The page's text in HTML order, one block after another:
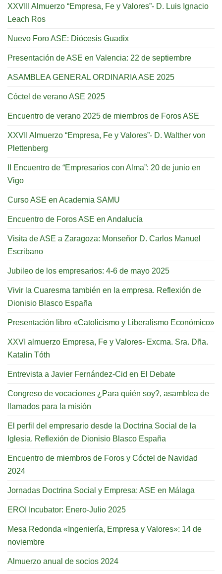
XXVIII Almuerzo “Empresa, Fe y Valores”- D. Luis Ignacio
Leach Ros
Nuevo Foro ASE: Diócesis Guadix
Presentación de ASE en Valencia: 22 de septiembre
ASAMBLEA GENERAL ORDINARIA ASE 2025
Cóctel de verano ASE 2025
Encuentro de verano 2025 de miembros de Foros ASE
XXVII Almuerzo “Empresa, Fe y Valores”- D. Walther von
Plettenberg
II Encuentro de “Empresarios con Alma”: 20 de junio en
Vigo
Curso ASE en Academia SAMU
Encuentro de Foros ASE en Andalucía
Visita de ASE a Zaragoza: Monseñor D. Carlos Manuel
Escribano
Jubileo de los empresarios: 4-6 de mayo 2025
Vivir la Cuaresma también en la empresa. Reflexión de
Dionisio Blasco España
Presentación libro «Catolicismo y Liberalismo Económico»
XXVI almuerzo Empresa, Fe y Valores- Excma. Sra. Dña.
Katalin Tóth
Entrevista a Javier Fernández-Cid en El Debate
Congreso de vocaciones ¿Para quién soy?, asamblea de
llamados para la misión
El perfil del empresario desde la Doctrina Social de la
Iglesia. Reflexión de Dionisio Blasco España
Encuentro de miembros de Foros y Cóctel de Navidad
2024
Jornadas Doctrina Social y Empresa: ASE en Málaga
EROI Incubator: Enero-Julio 2025
Mesa Redonda «Ingeniería, Empresa y Valores»: 14 de
noviembre
Almuerzo anual de socios 2024